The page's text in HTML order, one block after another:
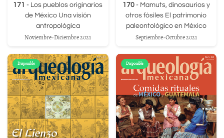
171 - Los pueblos originarios
de México Una visión
antropológica
Noviembre-Diciembre 2021
170- Mamuts, dinosaurios y
otros fósiles El patrimonio
paleontológico en México
Septiembre-Octubre 2021
Disponible Disponible